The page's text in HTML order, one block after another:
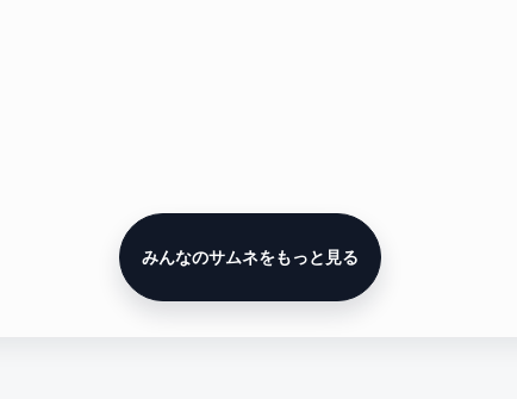
みんなのサムネをもっと見る